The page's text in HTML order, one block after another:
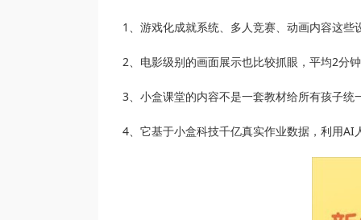
1、游戏化成就系统、多人竞赛、动画内容这
2、电影级别的画面展示也比较抓眼，平均2分
3、小盒课堂的内容不是一套教材给所有孩子
4、它基于小盒科技千亿真实作业数据，利用